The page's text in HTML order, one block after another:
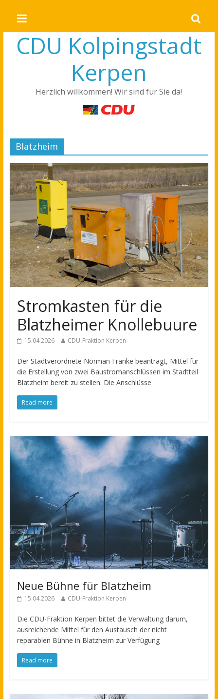
CDU Kolpingstadt
Kerpen
Herzlich willkommen! Wir sind für Sie da!
Blatzheim
Stromkasten für die
Blatzheimer Knollebuure
15.04.2026 CDU-Fraktion Kerpen
Der Stadtverordnete Norman Franke beantragt, Mittel für
die Erstellung von zwei Baustromanschlüssen im Stadtteil
Blatzheim bereit zu stellen. Die Anschlüsse
Read more
Neue Bühne für Blatzheim
15.04.2026 CDU-Fraktion Kerpen
Die CDU-Fraktion Kerpen bittet die Verwaltung darum,
ausreichende Mittel für den Austausch der nicht
reparablen Bühne in Blatzheim zur Verfügung
Read more